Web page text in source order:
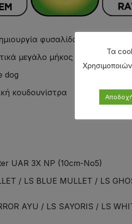
φυσαλίδας
μεγάλο μήκος
dog
κουδουνίστρα
UAR 3X NP (10cm-No5)
/ LS BLUE MULLET / LS
AYU / LS SAYORIS / LS
Τα